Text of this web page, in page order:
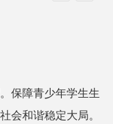
保障青少年学生生
会和谐稳定大局。